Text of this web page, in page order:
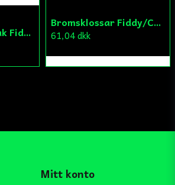
Bromscylinder Bak Fiddy/Cross
Bromsklossar Fiddy/Cross
61,04 dkk
Mitt konto